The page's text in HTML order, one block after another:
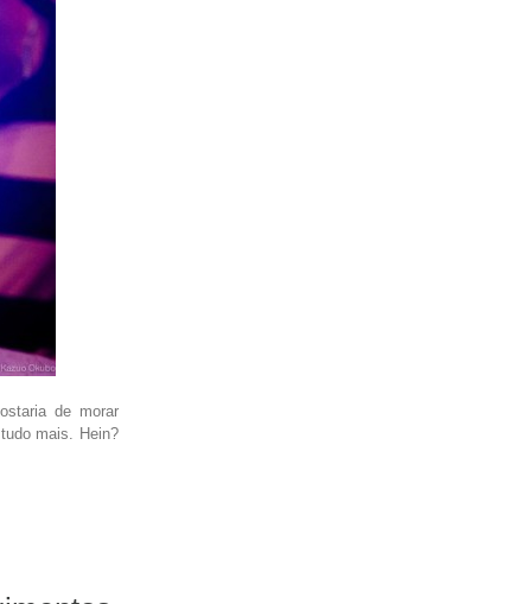
de morar
mais. Hein?